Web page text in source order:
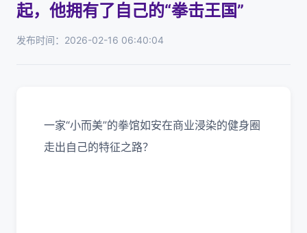
起，他拥有了自己的“拳击王国”
发布时间：2026-02-16 06:40:04
一家“小而美”的拳馆如安在商业浸染的健身圈
走出自己的特征之路？